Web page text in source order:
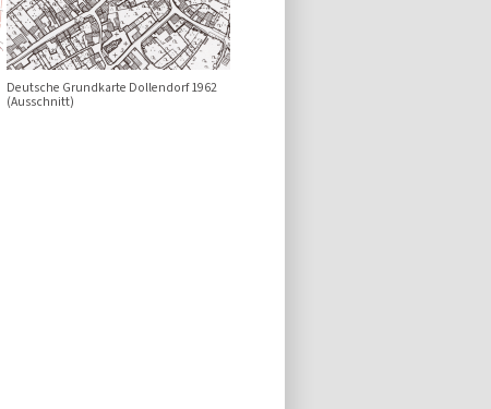
Deutsche Grundkarte Dollendorf 1962
(Ausschnitt)